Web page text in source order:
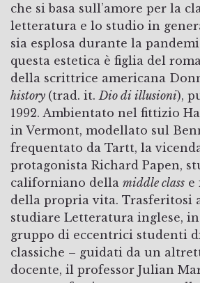
che si basa sull’amore per la
letteratura e lo studio in
sia esplosa durante la
questa estetica è figlia del
della scrittrice americana
history (trad. it. Dio di illusioni),
1992. Ambientato nel fittizio
in Vermont, modellato sul
frequentato da Tartt, la
protagonista Richard Papen,
californiano della middle class e
della propria vita. Trasferitosi
studiare Letteratura inglese,
gruppo di eccentrici studenti
classiche – guidati da un
docente, il professor Julian